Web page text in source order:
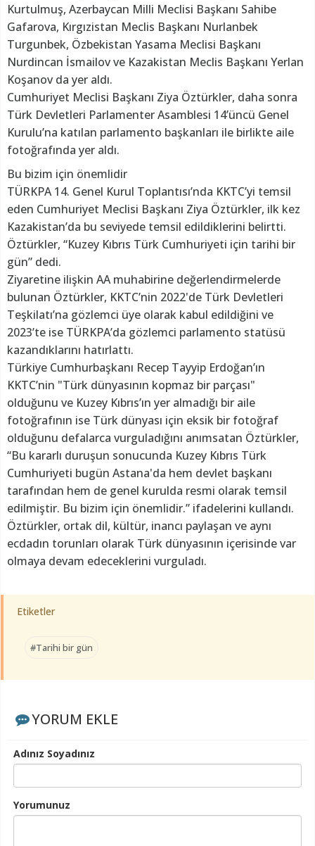
Kurtulmuş, Azerbaycan Milli Meclisi Başkanı Sahibe
Gafarova, Kırgızistan Meclis Başkanı Nurlanbek
Turgunbek, Özbekistan Yasama Meclisi Başkanı
Nurdincan İsmailov ve Kazakistan Meclis Başkanı Yerlan
Koşanov da yer aldı.
Cumhuriyet Meclisi Başkanı Ziya Öztürkler, daha sonra
Türk Devletleri Parlamenter Asamblesi 14’üncü Genel
Kurulu’na katılan parlamento başkanları ile birlikte aile
fotoğrafında yer aldı.
Bu bizim için önemlidir
TÜRKPA 14. Genel Kurul Toplantısı’nda KKTC’yi temsil
eden Cumhuriyet Meclisi Başkanı Ziya Öztürkler, ilk kez
Kazakistan’da bu seviyede temsil edildiklerini belirtti.
Öztürkler, “Kuzey Kıbrıs Türk Cumhuriyeti için tarihi bir
gün” dedi.
Ziyaretine ilişkin AA muhabirine değerlendirmelerde
bulunan Öztürkler, KKTC’nin 2022'de Türk Devletleri
Teşkilatı’na gözlemci üye olarak kabul edildiğini ve
2023’te ise TÜRKPA’da gözlemci parlamento statüsü
kazandıklarını hatırlattı.
Türkiye Cumhurbaşkanı Recep Tayyip Erdoğan’ın
KKTC’nin "Türk dünyasının kopmaz bir parçası"
olduğunu ve Kuzey Kıbrıs’ın yer almadığı bir aile
fotoğrafının ise Türk dünyası için eksik bir fotoğraf
olduğunu defalarca vurguladığını anımsatan Öztürkler,
“Bu kararlı duruşun sonucunda Kuzey Kıbrıs Türk
Cumhuriyeti bugün Astana'da hem devlet başkanı
tarafından hem de genel kurulda resmi olarak temsil
edilmiştir. Bu bizim için önemlidir.” ifadelerini kullandı.
Öztürkler, ortak dil, kültür, inancı paylaşan ve aynı
ecdadın torunları olarak Türk dünyasının içerisinde var
olmaya devam edeceklerini vurguladı.
Etiketler
#Tarihi bir gün
YORUM EKLE
Adınız Soyadınız
Yorumunuz